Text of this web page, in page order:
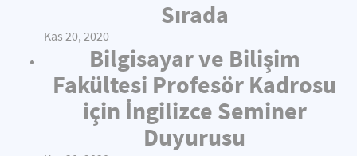
Sırada
Kas 20, 2020
Bilgisayar ve Bilişim
Fakültesi Profesör Kadrosu
için İngilizce Seminer
Duyurusu